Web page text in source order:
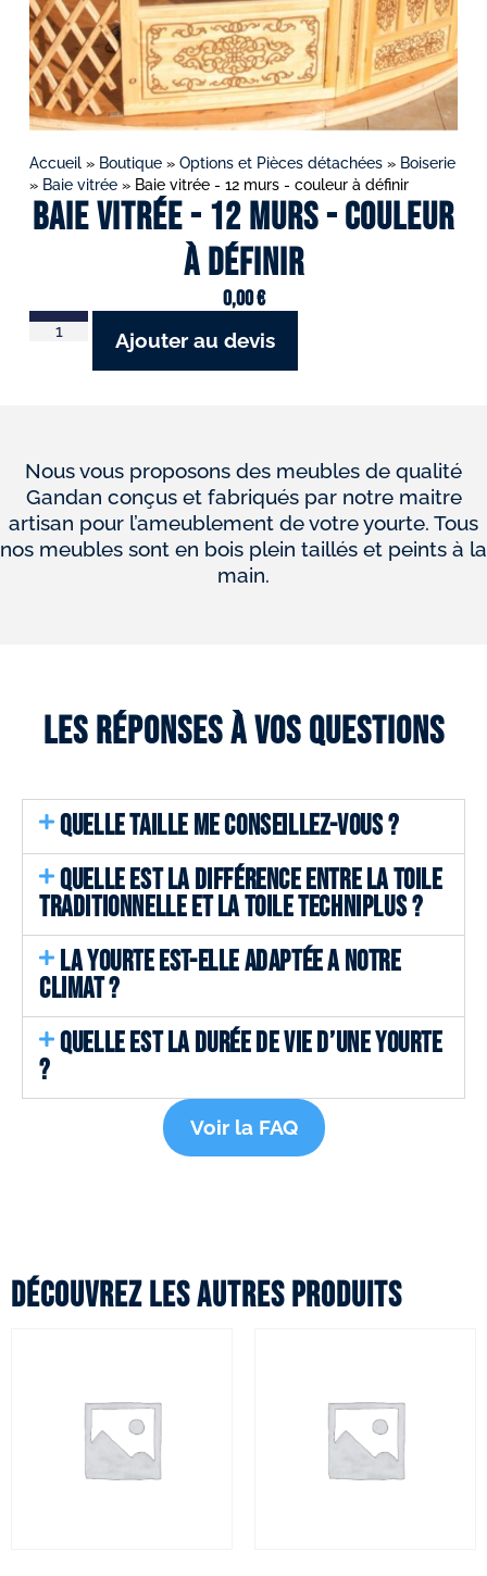
Accueil» Boutique» Options et Pièces détachées» Boiserie
» Baie vitrée» Baie vitrée - 12 murs - couleur à définir
Baie vitrée - 12 murs - couleur
à définir
0,00€
Ajouter au devis
Nous vous proposons des meubles de qualité
Gandan conçus et fabriqués par notre maitre
artisan pour l’ameublement de votre yourte. Tous
nos meubles sont en bois plein taillés et peints à la
main.
Les réponses à vos questions
QUELLE TAILLE ME CONSEILLEZ-VOUS ?
QUELLE EST LA DIFFÉRENCE ENTRE LA TOILE
TRADITIONNELLE ET LA TOILE TECHNIPLUS ?
LA YOURTE EST-ELLE ADAPTÉE A NOTRE
CLIMAT ?
QUELLE EST LA DURÉE DE VIE D’UNE YOURTE
?
Voir la FAQ
Découvrez les autres produits